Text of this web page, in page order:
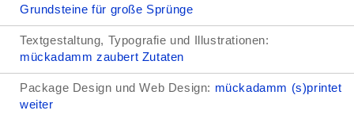
Grundsteine für große Sprünge
Textgestaltung, Typografie und Illustrationen:
mückadamm zaubert Zutaten
Package Design und Web Design: mückadamm (s)printet
weiter